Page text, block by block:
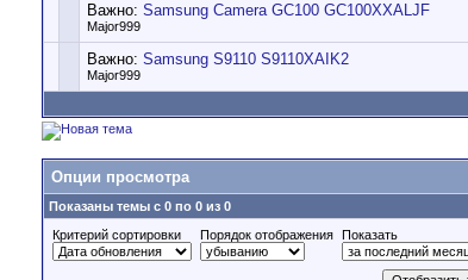
Важно: Samsung Camera GC100 GC100XXALJF
Major999
Важно: Samsung S9110 S9110XAIK2
Major999
Опции просмотра
Показаны темы с 0 по 0 из 0
Критерий сортировки
Порядок отображения Показать